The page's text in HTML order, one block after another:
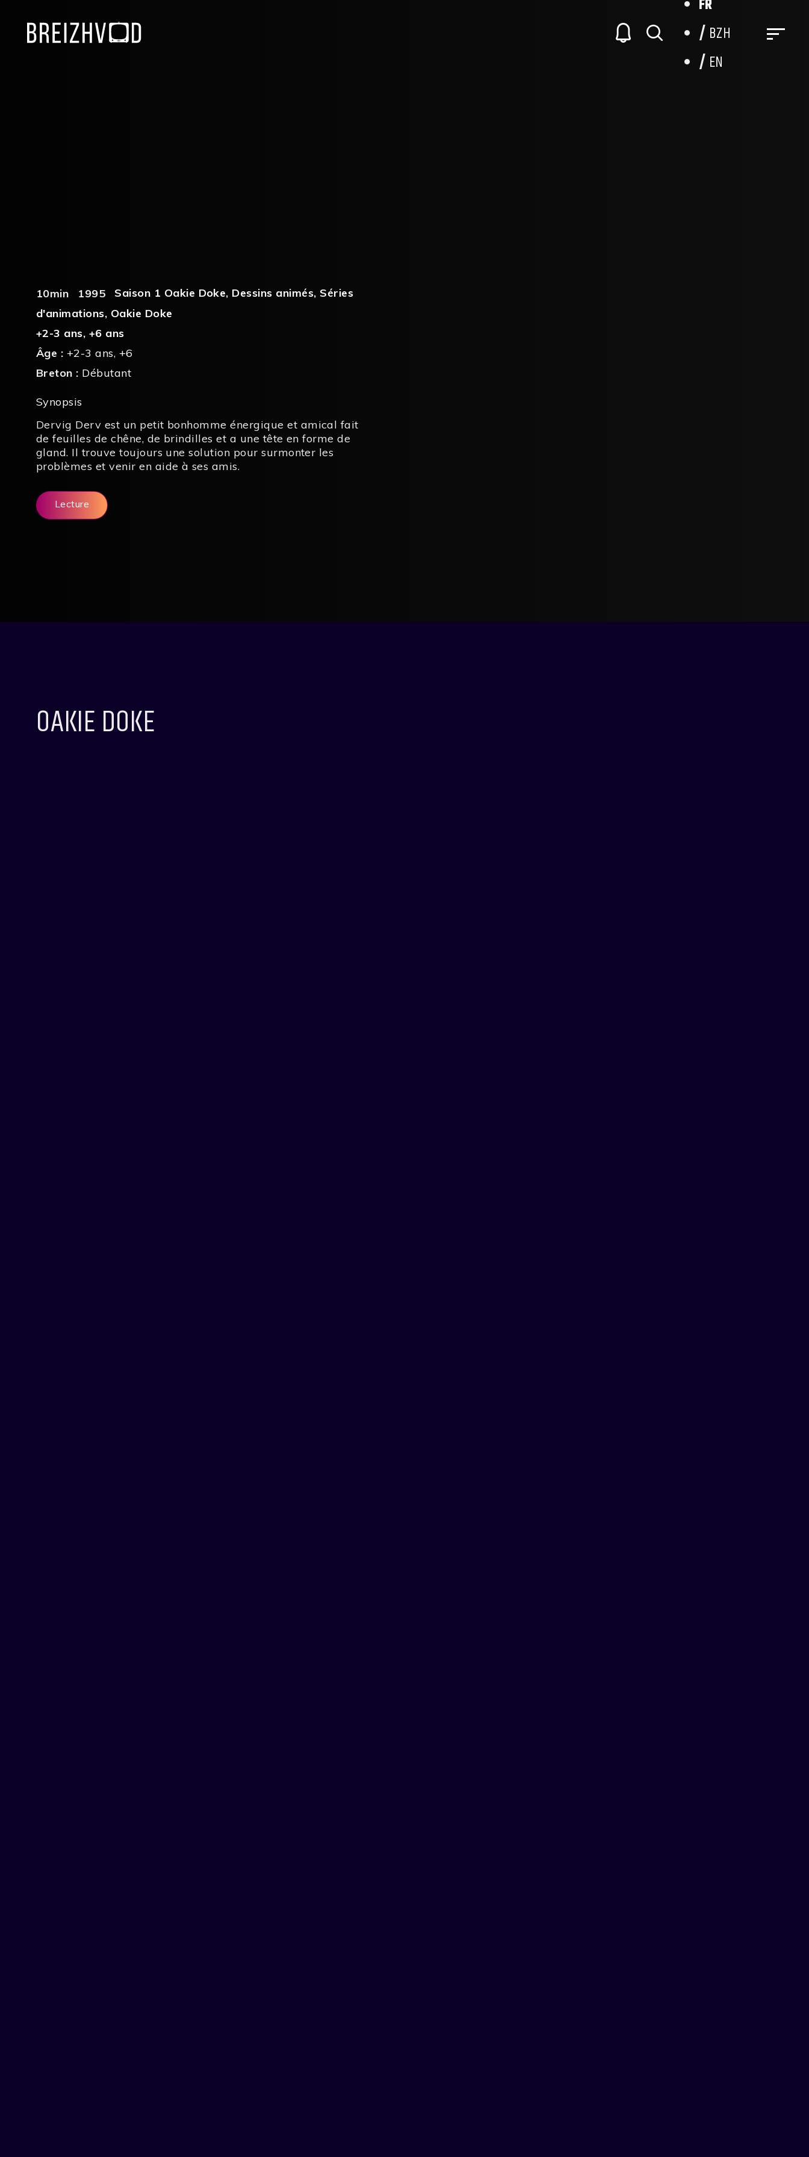
FR
BZH
EN
10min 1995 Saison 1 Oakie Doke, Dessins animés, Séries
d'animations, Oakie Doke
+2-3 ans, +6 ans
Âge : +2-3 ans, +6
Breton : Débutant
Synopsis
Dervig Derv est un petit bonhomme énergique et amical fait
de feuilles de chêne, de brindilles et a une tête en forme de
gland. Il trouve toujours une solution pour surmonter les
problèmes et venir en aide à ses amis.
Lecture
OAKIE DOKE